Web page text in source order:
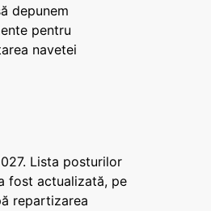
depunem
pentru
navetei
Lista posturilor
fost actualizată, pe
repartizarea